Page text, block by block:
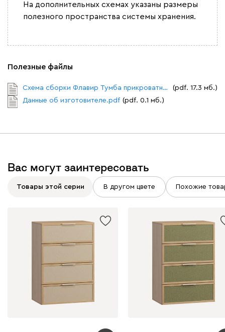
На дополнительных схемах указаны размеры
полезного пространства системы хранения.
Полезные файлы
Схема сборки Флавир Тумба прикроватная №1.pdf
(pdf. 17.3 мб.)
Данные об изготовителе.pdf (pdf. 0.1 мб.)
Вас могут заинтересовать
Товары этой серии В другом цвете Похожие